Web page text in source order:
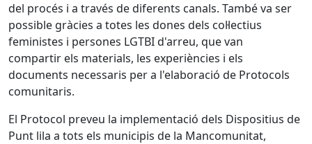
del procés i a través de diferents canals. També va ser
possible gràcies a totes les dones dels col·lectius
feministes i persones LGTBI d'arreu, que van
compartir els materials, les experiències i els
documents necessaris per a l'elaboració de Protocols
comunitaris.
El Protocol preveu la implementació dels Dispositius de
Punt lila a tots els municipis de la Mancomunitat,